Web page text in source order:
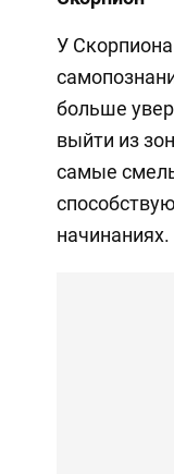
У
больше
выйти из
самые
начинаниях.